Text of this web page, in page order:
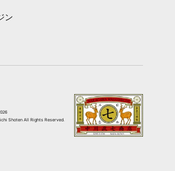
ン
Shoten All Rights Reserved.